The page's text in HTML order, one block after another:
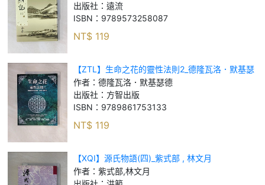
出版社： 遠流
ISBN： 9789573258087
NT$ 119
【ZTL】生命之花的靈性法則2_德隆瓦洛．默基瑟
德
作者： 德隆瓦洛．默基瑟德
出版社： 方智出版
ISBN： 9789861753133
NT$ 119
【XQI】源氏物語(四)_紫式部 , 林文月
作者： 紫式部,林文月